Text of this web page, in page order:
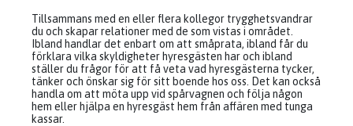
Tillsammans med en eller flera kollegor trygghetsvandrar
du och skapar relationer med de som vistas i området.
Ibland handlar det enbart om att småprata, ibland får du
förklara vilka skyldigheter hyresgästen har och ibland
ställer du frågor för att få veta vad hyresgästerna tycker,
tänker och önskar sig för sitt boende hos oss. Det kan också
handla om att möta upp vid spårvagnen och följa någon
hem eller hjälpa en hyresgäst hem från affären med tunga
kassar.